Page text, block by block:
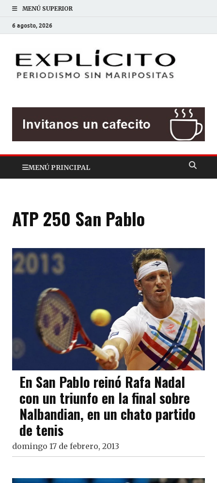
MENÚ SUPERIOR
6 agosto, 2026
MENÚ PRINCIPAL
ATP 250 San Pablo
En San Pablo reinó Rafa Nadal
con un triunfo en la final sobre
Nalbandian, en un chato partido
de tenis
domingo 17 de febrero, 2013